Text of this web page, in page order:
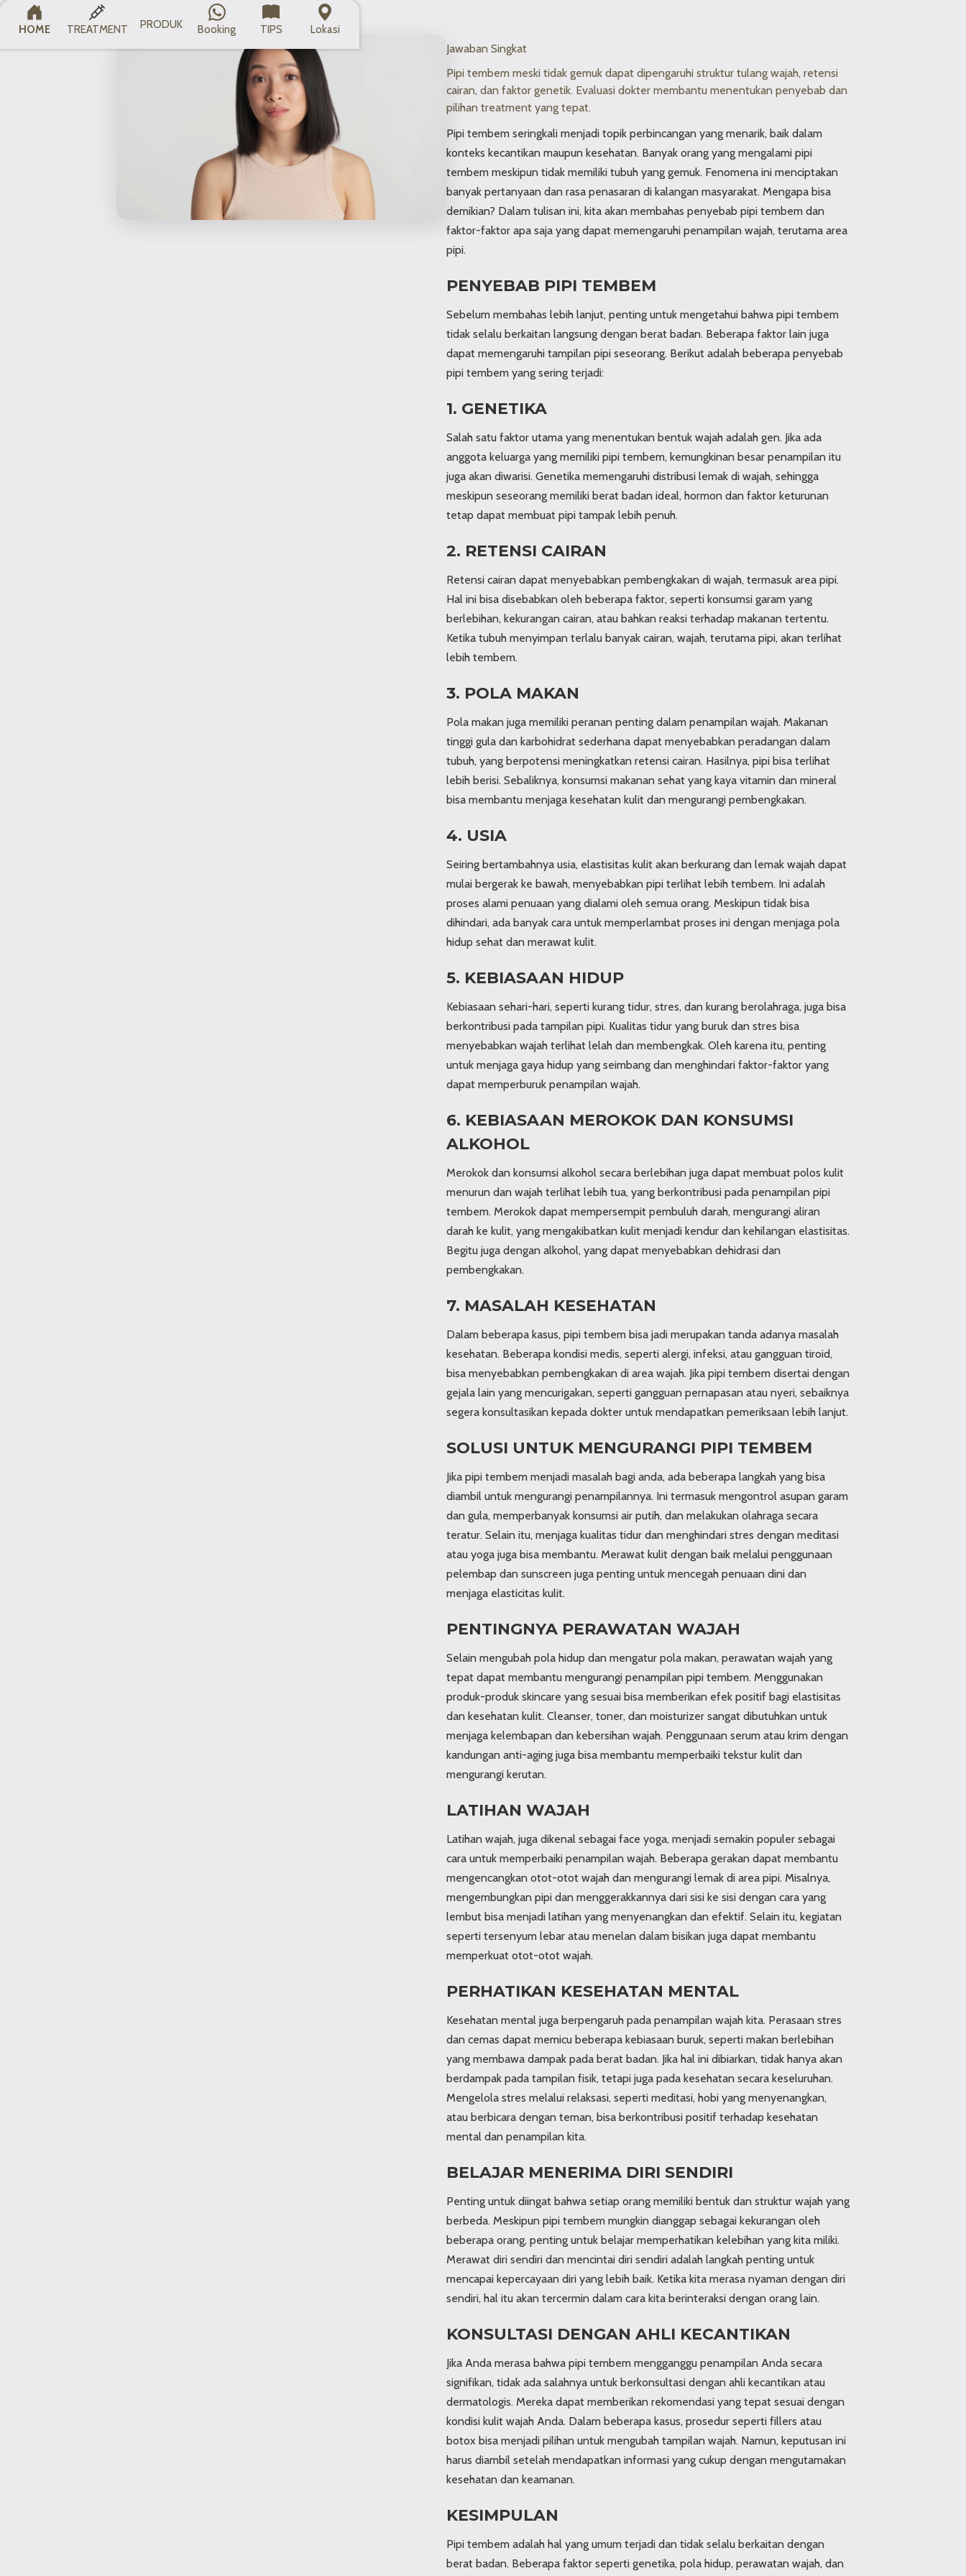
HOME TREATMENT PRODUK Booking TIPS Lokasi
Jawaban Singkat
Pipi tembem meski tidak gemuk dapat dipengaruhi struktur tulang wajah, retensi
cairan, dan faktor genetik. Evaluasi dokter membantu menentukan penyebab dan
pilihan treatment yang tepat.
Pipi tembem seringkali menjadi topik perbincangan yang menarik, baik dalam
konteks kecantikan maupun kesehatan. Banyak orang yang mengalami pipi
tembem meskipun tidak memiliki tubuh yang gemuk. Fenomena ini menciptakan
banyak pertanyaan dan rasa penasaran di kalangan masyarakat. Mengapa bisa
demikian? Dalam tulisan ini, kita akan membahas penyebab pipi tembem dan
faktor-faktor apa saja yang dapat memengaruhi penampilan wajah, terutama area
pipi.
PENYEBAB PIPI TEMBEM
Sebelum membahas lebih lanjut, penting untuk mengetahui bahwa pipi tembem
tidak selalu berkaitan langsung dengan berat badan. Beberapa faktor lain juga
dapat memengaruhi tampilan pipi seseorang. Berikut adalah beberapa penyebab
pipi tembem yang sering terjadi:
1. GENETIKA
Salah satu faktor utama yang menentukan bentuk wajah adalah gen. Jika ada
anggota keluarga yang memiliki pipi tembem, kemungkinan besar penampilan itu
juga akan diwarisi. Genetika memengaruhi distribusi lemak di wajah, sehingga
meskipun seseorang memiliki berat badan ideal, hormon dan faktor keturunan
tetap dapat membuat pipi tampak lebih penuh.
2. RETENSI CAIRAN
Retensi cairan dapat menyebabkan pembengkakan di wajah, termasuk area pipi.
Hal ini bisa disebabkan oleh beberapa faktor, seperti konsumsi garam yang
berlebihan, kekurangan cairan, atau bahkan reaksi terhadap makanan tertentu.
Ketika tubuh menyimpan terlalu banyak cairan, wajah, terutama pipi, akan terlihat
lebih tembem.
3. POLA MAKAN
Pola makan juga memiliki peranan penting dalam penampilan wajah. Makanan
tinggi gula dan karbohidrat sederhana dapat menyebabkan peradangan dalam
tubuh, yang berpotensi meningkatkan retensi cairan. Hasilnya, pipi bisa terlihat
lebih berisi. Sebaliknya, konsumsi makanan sehat yang kaya vitamin dan mineral
bisa membantu menjaga kesehatan kulit dan mengurangi pembengkakan.
4. USIA
Seiring bertambahnya usia, elastisitas kulit akan berkurang dan lemak wajah dapat
mulai bergerak ke bawah, menyebabkan pipi terlihat lebih tembem. Ini adalah
proses alami penuaan yang dialami oleh semua orang. Meskipun tidak bisa
dihindari, ada banyak cara untuk memperlambat proses ini dengan menjaga pola
hidup sehat dan merawat kulit.
5. KEBIASAAN HIDUP
Kebiasaan sehari-hari, seperti kurang tidur, stres, dan kurang berolahraga, juga bisa
berkontribusi pada tampilan pipi. Kualitas tidur yang buruk dan stres bisa
menyebabkan wajah terlihat lelah dan membengkak. Oleh karena itu, penting
untuk menjaga gaya hidup yang seimbang dan menghindari faktor-faktor yang
dapat memperburuk penampilan wajah.
6. KEBIASAAN MEROKOK DAN KONSUMSI
ALKOHOL
Merokok dan konsumsi alkohol secara berlebihan juga dapat membuat polos kulit
menurun dan wajah terlihat lebih tua, yang berkontribusi pada penampilan pipi
tembem. Merokok dapat mempersempit pembuluh darah, mengurangi aliran
darah ke kulit, yang mengakibatkan kulit menjadi kendur dan kehilangan elastisitas.
Begitu juga dengan alkohol, yang dapat menyebabkan dehidrasi dan
pembengkakan.
7. MASALAH KESEHATAN
Dalam beberapa kasus, pipi tembem bisa jadi merupakan tanda adanya masalah
kesehatan. Beberapa kondisi medis, seperti alergi, infeksi, atau gangguan tiroid,
bisa menyebabkan pembengkakan di area wajah. Jika pipi tembem disertai dengan
gejala lain yang mencurigakan, seperti gangguan pernapasan atau nyeri, sebaiknya
segera konsultasikan kepada dokter untuk mendapatkan pemeriksaan lebih lanjut.
SOLUSI UNTUK MENGURANGI PIPI TEMBEM
Jika pipi tembem menjadi masalah bagi anda, ada beberapa langkah yang bisa
diambil untuk mengurangi penampilannya. Ini termasuk mengontrol asupan garam
dan gula, memperbanyak konsumsi air putih, dan melakukan olahraga secara
teratur. Selain itu, menjaga kualitas tidur dan menghindari stres dengan meditasi
atau yoga juga bisa membantu. Merawat kulit dengan baik melalui penggunaan
pelembap dan sunscreen juga penting untuk mencegah penuaan dini dan
menjaga elasticitas kulit.
PENTINGNYA PERAWATAN WAJAH
Selain mengubah pola hidup dan mengatur pola makan, perawatan wajah yang
tepat dapat membantu mengurangi penampilan pipi tembem. Menggunakan
produk-produk skincare yang sesuai bisa memberikan efek positif bagi elastisitas
dan kesehatan kulit. Cleanser, toner, dan moisturizer sangat dibutuhkan untuk
menjaga kelembapan dan kebersihan wajah. Penggunaan serum atau krim dengan
kandungan anti-aging juga bisa membantu memperbaiki tekstur kulit dan
mengurangi kerutan.
LATIHAN WAJAH
Latihan wajah, juga dikenal sebagai face yoga, menjadi semakin populer sebagai
cara untuk memperbaiki penampilan wajah. Beberapa gerakan dapat membantu
mengencangkan otot-otot wajah dan mengurangi lemak di area pipi. Misalnya,
mengembungkan pipi dan menggerakkannya dari sisi ke sisi dengan cara yang
lembut bisa menjadi latihan yang menyenangkan dan efektif. Selain itu, kegiatan
seperti tersenyum lebar atau menelan dalam bisikan juga dapat membantu
memperkuat otot-otot wajah.
PERHATIKAN KESEHATAN MENTAL
Kesehatan mental juga berpengaruh pada penampilan wajah kita. Perasaan stres
dan cemas dapat memicu beberapa kebiasaan buruk, seperti makan berlebihan
yang membawa dampak pada berat badan. Jika hal ini dibiarkan, tidak hanya akan
berdampak pada tampilan fisik, tetapi juga pada kesehatan secara keseluruhan.
Mengelola stres melalui relaksasi, seperti meditasi, hobi yang menyenangkan,
atau berbicara dengan teman, bisa berkontribusi positif terhadap kesehatan
mental dan penampilan kita.
BELAJAR MENERIMA DIRI SENDIRI
Penting untuk diingat bahwa setiap orang memiliki bentuk dan struktur wajah yang
berbeda. Meskipun pipi tembem mungkin dianggap sebagai kekurangan oleh
beberapa orang, penting untuk belajar memperhatikan kelebihan yang kita miliki.
Merawat diri sendiri dan mencintai diri sendiri adalah langkah penting untuk
mencapai kepercayaan diri yang lebih baik. Ketika kita merasa nyaman dengan diri
sendiri, hal itu akan tercermin dalam cara kita berinteraksi dengan orang lain.
KONSULTASI DENGAN AHLI KECANTIKAN
Jika Anda merasa bahwa pipi tembem mengganggu penampilan Anda secara
signifikan, tidak ada salahnya untuk berkonsultasi dengan ahli kecantikan atau
dermatologis. Mereka dapat memberikan rekomendasi yang tepat sesuai dengan
kondisi kulit wajah Anda. Dalam beberapa kasus, prosedur seperti fillers atau
botox bisa menjadi pilihan untuk mengubah tampilan wajah. Namun, keputusan ini
harus diambil setelah mendapatkan informasi yang cukup dengan mengutamakan
kesehatan dan keamanan.
KESIMPULAN
Pipi tembem adalah hal yang umum terjadi dan tidak selalu berkaitan dengan
berat badan. Beberapa faktor seperti genetika, pola hidup, perawatan wajah, dan